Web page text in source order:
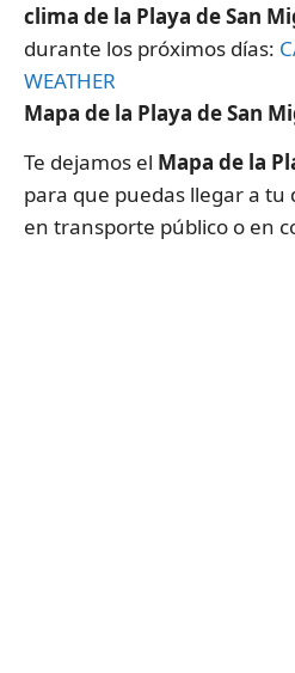
clima de la Playa de San
durante los próximos días:
WEATHER
Mapa de la Playa de San
Te dejamos el Mapa de la
para que puedas llegar a tu
en transporte público o en